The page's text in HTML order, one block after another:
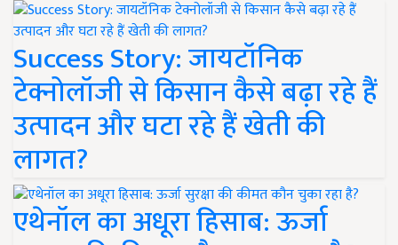
Success Story: जायटॉनिक
टेक्नोलॉजी से किसान कैसे बढ़ा रहे हैं
उत्पादन और घटा रहे हैं खेती की
लागत?
एथेनॉल का अधूरा हिसाब: ऊर्जा